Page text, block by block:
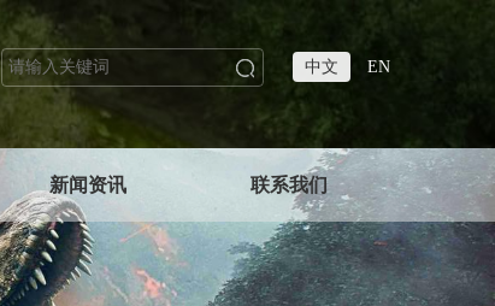
中文 EN
新闻资讯 联系我们